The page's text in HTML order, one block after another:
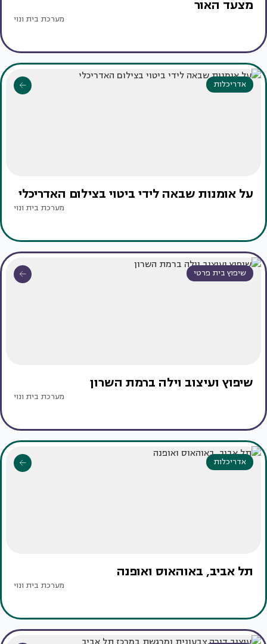
מצעד האור
מערכת בית ונוי
אדריכלות
על אומנות שבאה לידי ביטוי בצילום האדריכלי
מערכת בית ונוי
שיפוץ בית פרטי
שיפוץ ועיצוב וילה ברמת השרון
מערכת בית ונוי
אדריכלות
תל אביב, באוהאוס ואופנה
מערכת בית ונוי